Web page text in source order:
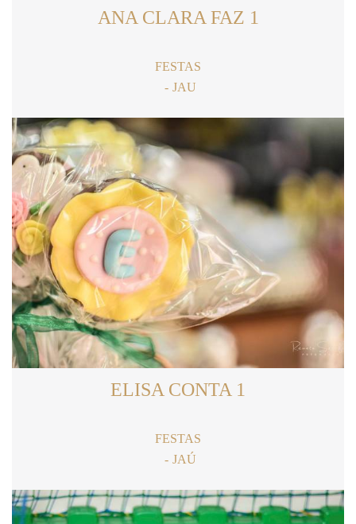
ANA CLARA FAZ 1
FESTAS
JAU
ELISA CONTA 1
FESTAS
JAÚ